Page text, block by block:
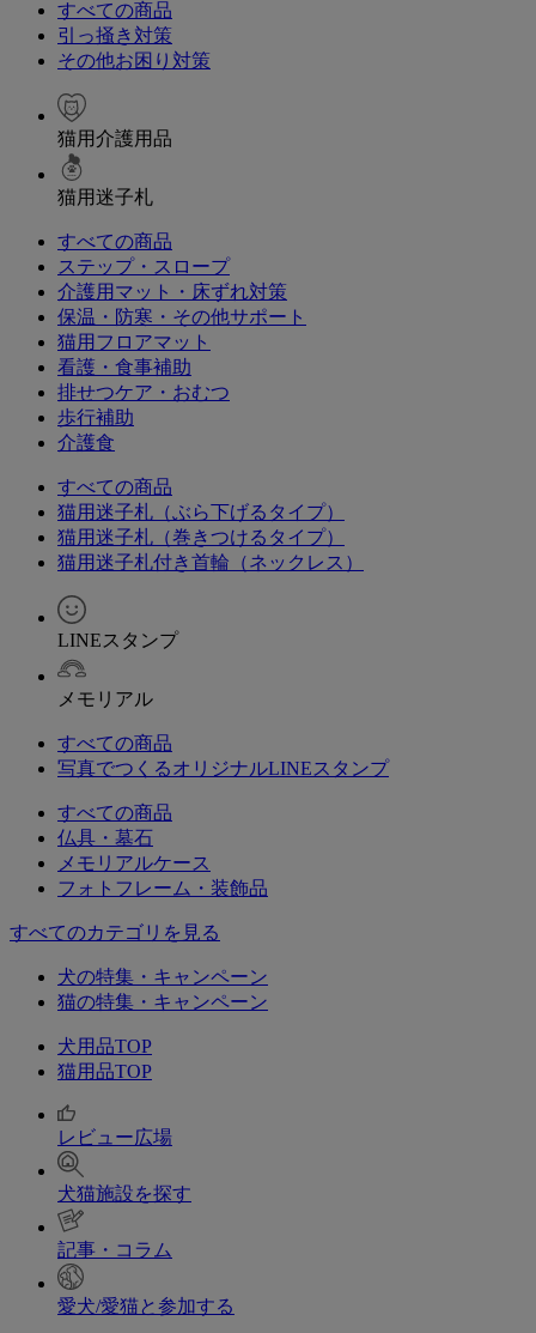
すべての商品
引っ掻き対策
その他お困り対策
猫用介護用品
猫用迷子札
すべての商品
ステップ・スロープ
介護用マット・床ずれ対策
保温・防寒・その他サポート
猫用フロアマット
看護・食事補助
排せつケア・おむつ
歩行補助
介護食
すべての商品
猫用迷子札（ぶら下げるタイプ）
猫用迷子札（巻きつけるタイプ）
猫用迷子札付き首輪（ネックレス）
LINEスタンプ
メモリアル
すべての商品
写真でつくるオリジナルLINEスタンプ
すべての商品
仏具・墓石
メモリアルケース
フォトフレーム・装飾品
すべてのカテゴリを見る
犬の特集・キャンペーン
猫の特集・キャンペーン
犬用品TOP
猫用品TOP
レビュー広場
犬猫施設を探す
記事・コラム
愛犬/愛猫と参加する